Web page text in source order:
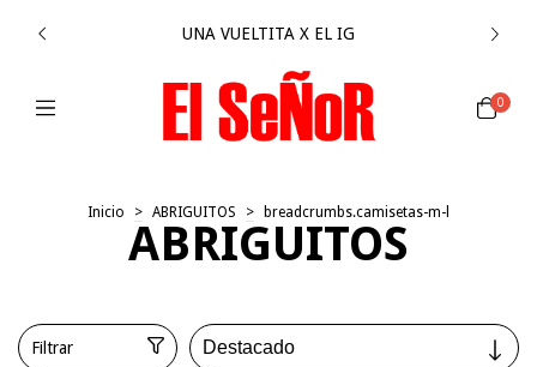
UNA VUELTITA X EL IG
0
Inicio > ABRIGUITOS > breadcrumbs.camisetas-m-l
ABRIGUITOS
Filtrar